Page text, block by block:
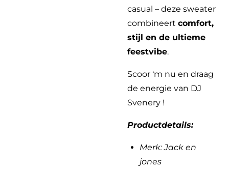
casual – deze sweater
combineert comfort,
stijl en de ultieme
feestvibe.
Scoor ‘m nu en draag
de energie van DJ
Svenery !
Productdetails:
Merk: Jack en
jones